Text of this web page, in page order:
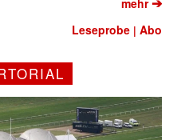
mehr
Leseprobe |Abo